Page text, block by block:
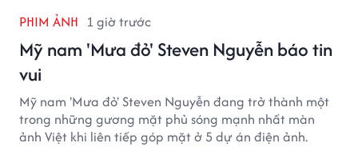
PHIM ẢNH 1 giờ trước
Mỹ nam 'Mưa đỏ' Steven Nguyễn báo tin
vui
Mỹ nam 'Mưa đỏ' Steven Nguyễn đang trở thành một
trong những gương mặt phủ sóng mạnh nhất màn
ảnh Việt khi liên tiếp góp mặt ở 5 dự án điện ảnh.